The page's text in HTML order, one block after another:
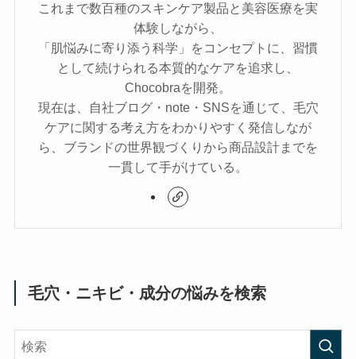
これまで数百種のスキンケア製品と美容医療を実
体験しながら、
「肌悩みに寄り添う科学」をコンセプトに、習慣
として続けられる本質的なケアを追求し、
Chocobraを開発。
現在は、自社ブログ・note・SNSを通じて、毛穴
ケアに関する考え方をわかりやすく発信しなが
ら、ブランドの世界観づくりから商品設計までを
一貫して手がけている。
毛穴・ニキビ・成分の悩みを検索